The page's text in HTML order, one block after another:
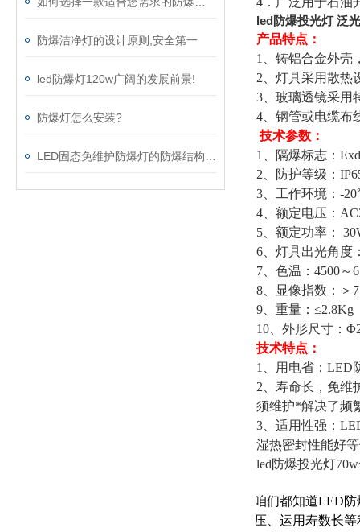
防爆洁净灯的设计原则,安全第一
led防爆灯120w广阔的发展前景!
防爆灯怎么安装?
led防爆投光灯 泛
产品特点：
1、铸铝合金外壳
2、灯具采用散热
3、玻璃透镜采用
4、钢管或电缆布
技术参数：
1、隔爆标志：
2、防护等级：
3、工作环境：-
4、额定电压：
5、额定功率：
6、灯具出光角度
7、色温：4500～
8、显像指数：＞
9、重量：≤2.8Kg
10、外形尺寸：
技术特点：
1、用电省：LED
2、寿命长，免维
须维护*解决了频
3、适用性强：
湿热密封性能好
led防爆投光灯
咱们都知道LED
压、运用寿数长